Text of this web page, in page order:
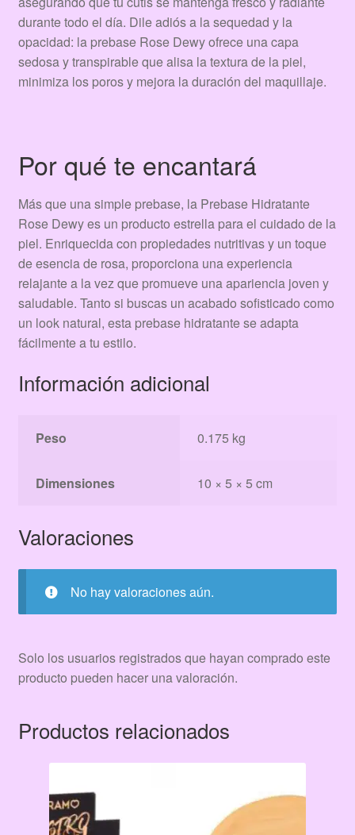
durante todo el día. Dile adiós a la sequedad y la
opacidad: la prebase Rose Dewy ofrece una capa
sedosa y transpirable que alisa la textura de la piel,
minimiza los poros y mejora la duración del maquillaje.
Por qué te encantará
Más que una simple prebase, la Prebase Hidratante
Rose Dewy es un producto estrella para el cuidado de la
piel. Enriquecida con propiedades nutritivas y un toque
de esencia de rosa, proporciona una experiencia
relajante a la vez que promueve una apariencia joven y
saludable. Tanto si buscas un acabado sofisticado como
un look natural, esta prebase hidratante se adapta
fácilmente a tu estilo.
Información adicional
Peso 0.175 kg
Dimensiones 10 × 5 × 5 cm
Valoraciones
No hay valoraciones aún.
Solo los usuarios registrados que hayan comprado este
producto pueden hacer una valoración.
Productos relacionados